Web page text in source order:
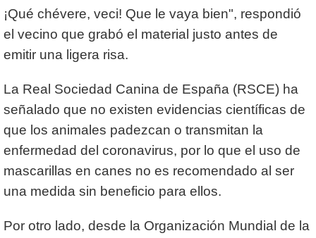
¡Qué chévere, veci! Que le vaya bien", respondió
el vecino que grabó el material justo antes de
emitir una ligera risa.
La Real Sociedad Canina de España (RSCE) ha
señalado que no existen evidencias científicas de
que los animales padezcan o transmitan la
enfermedad del coronavirus, por lo que el uso de
mascarillas en canes no es recomendado al ser
una medida sin beneficio para ellos.
Por otro lado, desde la Organización Mundial de la